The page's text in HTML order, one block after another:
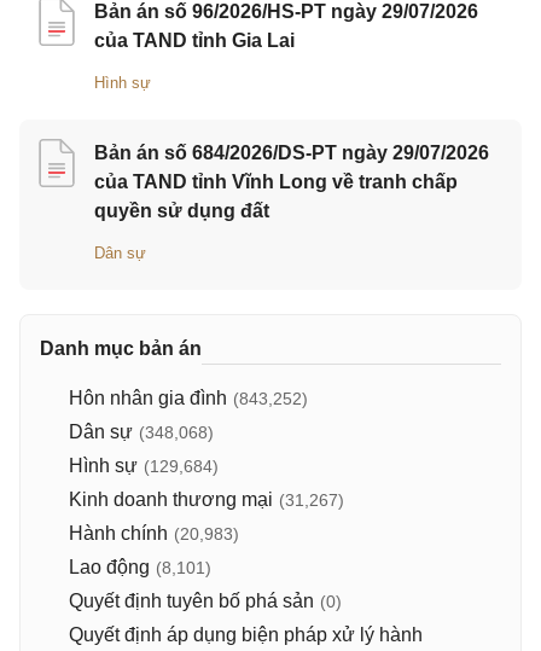
Bản án số 96/2026/HS-PT ngày 29/07/2026
của TAND tỉnh Gia Lai
Hình sự
Bản án số 684/2026/DS-PT ngày 29/07/2026
của TAND tỉnh Vĩnh Long về tranh chấp
quyền sử dụng đất
Dân sự
Danh mục bản án
Hôn nhân gia đình (843,252)
Dân sự (348,068)
Hình sự (129,684)
Kinh doanh thương mại (31,267)
Hành chính (20,983)
Lao động (8,101)
Quyết định tuyên bố phá sản (0)
Quyết định áp dụng biện pháp xử lý hành